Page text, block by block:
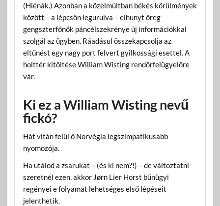
(Hiénák.) Azonban a közelmúltban békés körülmények
között – a lépcsőn legurulva – elhunyt öreg
gengszterfőnök páncélszekrénye új információkkal
szolgál az ügyben. Ráadásul összekapcsolja az
eltűnést egy nagy port felvert gyilkossági esettel. A
holttér kitöltése William Wisting rendőrfelügyelőre
vár.
Ki ez a William Wisting nevű
fickó?
Hát vitán felül ő Norvégia legszimpatikusabb
nyomozója.
Ha utálod a zsarukat – (és ki nem?!) – de változtatni
szeretnél ezen, akkor Jørn Lier Horst bűnügyi
regényei e folyamat lehetséges első lépéseit
jelenthetik.